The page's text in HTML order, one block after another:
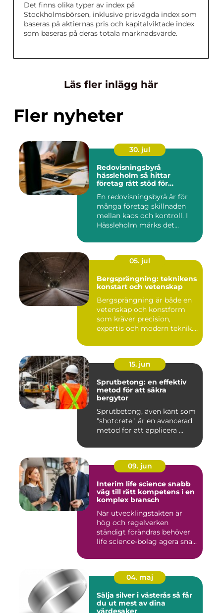
Det finns olika typer av index på
Stockholmsbörsen, inklusive prisvägda index som
baseras på aktiernas pris och kapitalviktade index
som baseras på deras totala marknadsvärde.
Läs fler inlägg här
Fler nyheter
30. jul
Redovisningsbyrå
hässleholm så hittar
företag rätt stöd för
En redovisningsbyrå är för
många företag skillnaden
mellan kaos och kontroll. I
Hässleholm märks det...
05. jul
Bergsprängning: teknikens
konstart och vetenskap
Bergsprängning är både en
vetenskap och konstform
som kräver precision,
expertis och modern teknik.
15. jun
Sprutbetong: en effektiv
metod för att säkra
bergytor
Sprutbetong, även känt som
"shotcrete", är en avancerad
metod för att applicera ...
09. jun
Interim life science snabb
väg till rätt kompetens i en
komplex bransch
När utvecklingstakten är
hög och regelverken
ständigt förändras behöver
life science-bolag agera sna...
04. maj
Sälja silver i västerås så får
du ut mest av dina
värdesaker